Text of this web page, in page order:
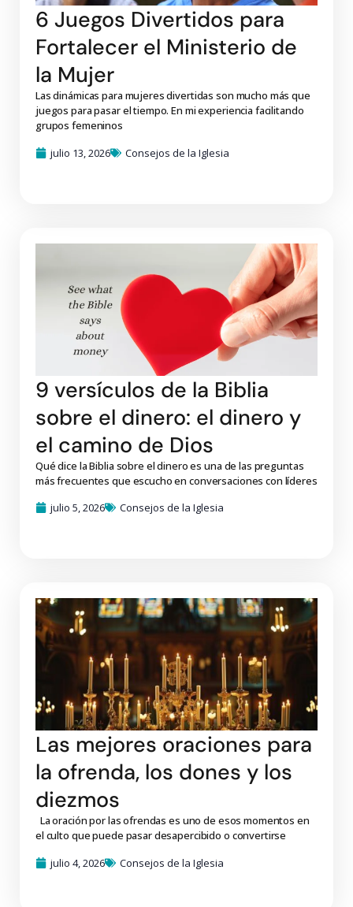
6 Juegos Divertidos para
Fortalecer el Ministerio de
la Mujer
Las dinámicas para mujeres divertidas son mucho más que
juegos para pasar el tiempo. En mi experiencia facilitando
grupos femeninos
julio 13, 2026
Consejos de la Iglesia
9 versículos de la Biblia
sobre el dinero: el dinero y
el camino de Dios
Qué dice la Biblia sobre el dinero es una de las preguntas
más frecuentes que escucho en conversaciones con líderes
julio 5, 2026
Consejos de la Iglesia
Las mejores oraciones para
la ofrenda, los dones y los
diezmos
La oración por las ofrendas es uno de esos momentos en
el culto que puede pasar desapercibido o convertirse
julio 4, 2026
Consejos de la Iglesia